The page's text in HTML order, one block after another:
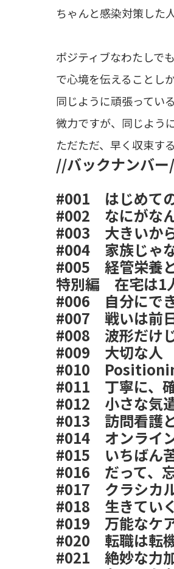
ちゃんと感染対策した
ポジティブなわたしで
で心境を伝えることし
同じように頑張ってい
微力ですが、同じよう
ただただ、早く収束す
//バックナンバ
#001 はじめて
#002 なにがな
#003 大きいか
#004 家族じゃ
#005 経管栄養
特別編 在宅は1
#006 自分にで
#007 戦いは前
#008 波形だけ
#009 大切な人
#010
#011 丁寧に、
#012 小さな気
#013 訪問看護
#014 オンライ
#015 いちばん
#016 だって、
#017 クラシカ
#018 生きてい
#019 万能なケ
#020 転職は転
#021 絶妙な力